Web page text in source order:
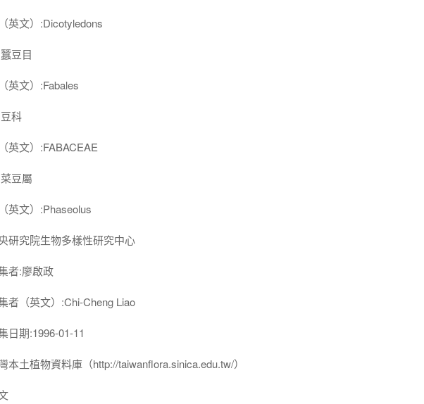
英文）:Dicotyledons
豆目
英文）:Fabales
科
英文）:FABACEAE
豆屬
英文）:Phaseolus
研究院生物多樣性研究中心
者:廖啟政
者（英文）:Chi-Cheng Liao
日期:1996-01-11
本土植物資料庫（http://taiwanflora.sinica.edu.tw/）